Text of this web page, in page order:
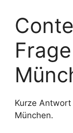
Kurze
München.